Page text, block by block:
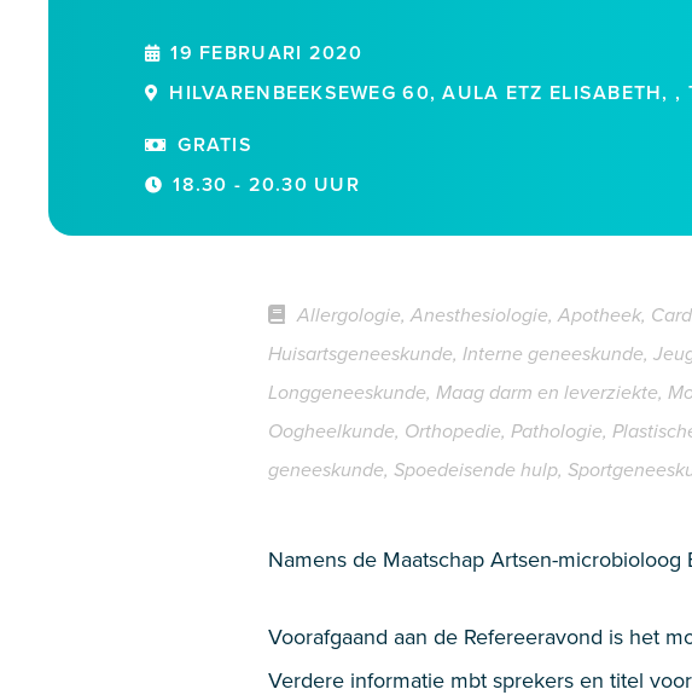
19 FEBRUARI 2020
HILVARENBEEKSEWEG 60, AULA ETZ ELISABETH, ,
GRATIS
18.30 - 20.30 UUR
Allergologie, Anesthesiologie, Apotheek,
Huisartsgeneeskunde, Interne geneeskunde,
Longgeneeskunde, Maag darm en leverziekte,
Oogheelkunde, Orthopedie, Pathologie,
geneeskunde, Spoedeisende hulp,
Namens de Maatschap Artsen-
Voorafgaand aan de Refereeravond is het
Verdere informatie mbt sprekers en titel